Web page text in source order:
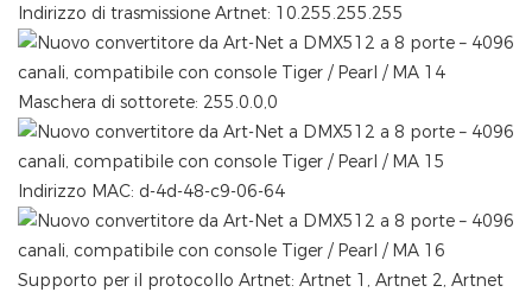
Indirizzo di trasmissione Artnet: 10.255.255.255
Maschera di sottorete: 255.0.0,0
Indirizzo MAC: d-4d-48-c9-06-64
Supporto per il protocollo Artnet: Artnet 1, Artnet 2, Artnet